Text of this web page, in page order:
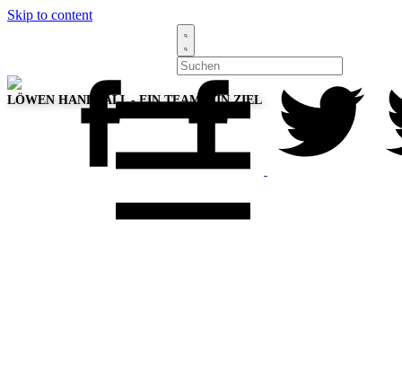
Skip to content
LÖWEN HANDBALL - EIN TEAM, EIN ZIEL